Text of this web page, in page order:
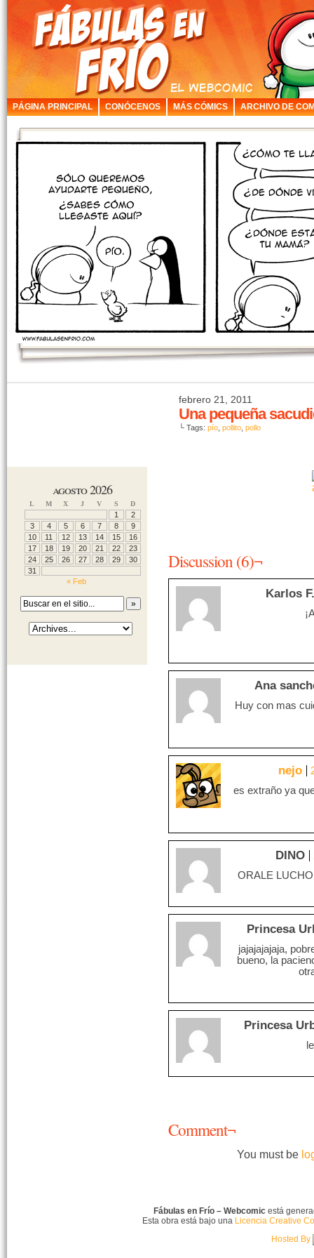
PÁGINA PRINCIPAL CONÓCENOS MÁS CÓMICS ARCHIVO DE
febrero 21, 2011
Una pequeña
└ Tags: pío pollito pollo
agosto 2026
L M X J V S D
1
2
3
4 5 6 7 8
9
10
11 12 13 14 15
16
17
18 19 20 21 22
23
24
25 26 27 28 29
30
31
« Feb
Discussion (6)¬
Karlos F.
Ana
Huy con mas
nejo
es extraño ya
DINO
ORALE
Princesa
jajajajajaja,
bueno, la
Princesa
Comment¬
You must be
Fábulas en Frío – Webcomicestá
Esta obra está bajo una Licencia Creative
Hosted By